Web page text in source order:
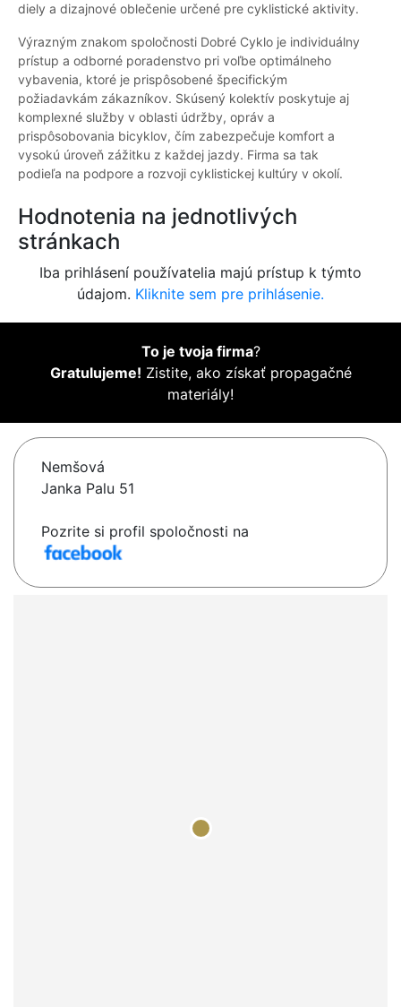
diely a dizajnové oblečenie určené pre cyklistické aktivity.
Výrazným znakom spoločnosti Dobré Cyklo je individuálny
prístup a odborné poradenstvo pri voľbe optimálneho
vybavenia, ktoré je prispôsobené špecifickým
požiadavkám zákazníkov. Skúsený kolektív poskytuje aj
komplexné služby v oblasti údržby, opráv a
prispôsobovania bicyklov, čím zabezpečuje komfort a
vysokú úroveň zážitku z každej jazdy. Firma sa tak
podieľa na podpore a rozvoji cyklistickej kultúry v okolí.
Hodnotenia na jednotlivých
stránkach
Iba prihlásení používatelia majú prístup k týmto
údajom. Kliknite sem pre prihlásenie.
To je tvoja firma?
Gratulujeme! Zistite, ako získať propagačné
materiály!
Nemšová
Janka Palu 51
Pozrite si profil spoločnosti na